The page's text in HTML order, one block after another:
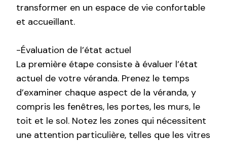
transformer en un espace de vie confortable
et accueillant.
-Évaluation de l’état actuel
La première étape consiste à évaluer l’état
actuel de votre véranda. Prenez le temps
d’examiner chaque aspect de la véranda, y
compris les fenêtres, les portes, les murs, le
toit et le sol. Notez les zones qui nécessitent
une attention particulière, telles que les vitres